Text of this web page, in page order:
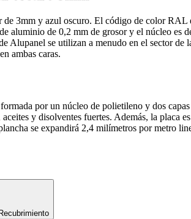
3mm y azul oscuro. El código de color
aluminio de 0,2 mm de grosor y el núcleo
Alupanel se utilizan a menudo en el sector
ambas caras.
por un núcleo de polietileno y dos
y disolventes fuertes. Además, la placa
se expandirá 2,4 milímetros por metro